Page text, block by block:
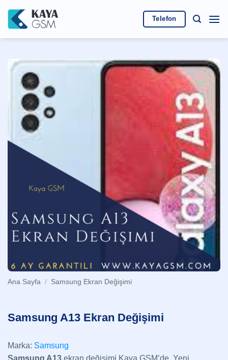
atla
Telefon
Ana Sayfa / Samsung Ekran Değişimi
Samsung A13 Ekran Değişimi
Marka: Samsung
Samsung A13 ekran değişimi Kaya GSM’de. Yeni